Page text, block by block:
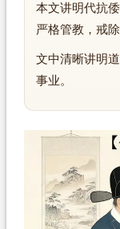
本文讲明代抗
严格管教，戒
文中清晰讲明
事业。